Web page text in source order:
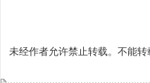
未经作者允许禁止转载。不能转